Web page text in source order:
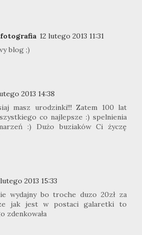
12 lutego 2013 11:31
blog ;)
2013 14:38
masz urodzinki!!! Zatem 100 lat
co najlepsze :) spelnienia
:) Dużo buziaków Ci życzę
2013 15:33
wydajny bo troche duzo 20zł za
jak jest w postaci galaretki to
zdenkowała